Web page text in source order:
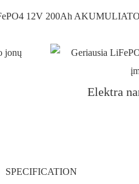
12V 200Ah
Elektra
SPECIFICATION